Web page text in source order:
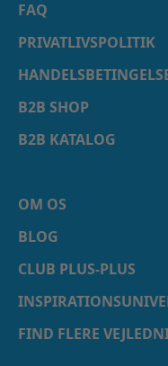
FAQ
PRIVATLIVSPOLITIK
B2B SHOP
B2B KATALOG
OM OS
BLOG
CLUB PLUS-PLUS
FIND FLERE